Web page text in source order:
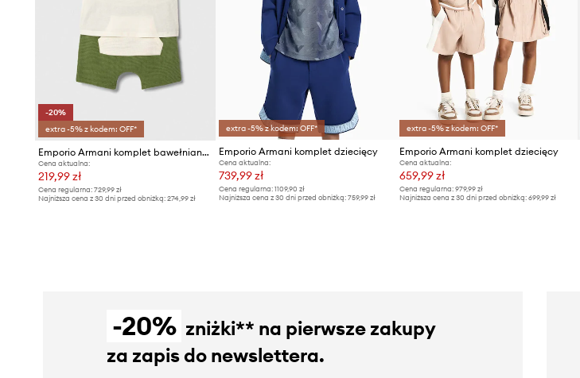
-20%
extra -5% z kodem: OFF*
Emporio Armani komplet bawełniany niemowlęcy
Cena aktualna:
219,99 zł
Cena regularna: 729,99 zł
Najniższa cena z 30 dni przed obniżką: 274,99 zł
extra -5% z kodem: OFF*
Emporio Armani komplet dziecięcy
Cena aktualna:
739,99 zł
Cena regularna:1109,90 zł
Najniższa cena z 30 dni przed obniżką:759,99 zł
extra -5% z kodem: OFF*
Emporio Armani komplet dziecięcy
Cena aktualna:
659,99 zł
Cena regularna: 979,99 zł
Najniższa cena z 30 dni przed obniżką: 699,99 zł
-20% zniżki** na pierwsze zakupy
za zapis do newslettera.